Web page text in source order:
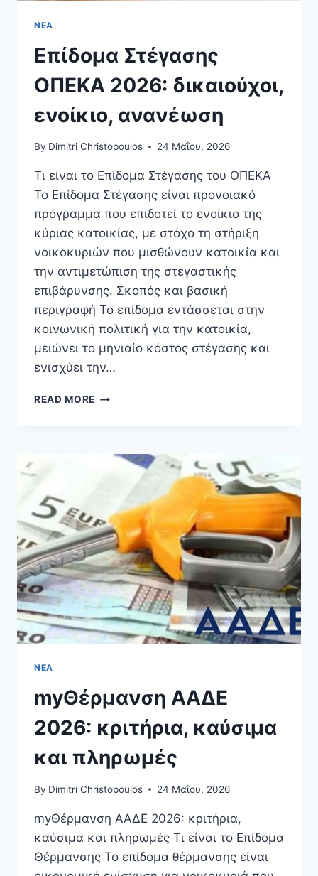
ΝΈΑ
Επίδομα Στέγασης
ΟΠΕΚΑ 2026: δικαιούχοι,
ενοίκιο, ανανέωση
By Dimitri Christopoulos 24 Μαΐου, 2026
Τι είναι το Επίδομα Στέγασης του ΟΠΕΚΑ
Το Επίδομα Στέγασης είναι προνοιακό
πρόγραμμα που επιδοτεί το ενοίκιο της
κύριας κατοικίας, με στόχο τη στήριξη
νοικοκυριών που μισθώνουν κατοικία και
την αντιμετώπιση της στεγαστικής
επιβάρυνσης. Σκοπός και βασική
περιγραφή Το επίδομα εντάσσεται στην
κοινωνική πολιτική για την κατοικία,
μειώνει το μηνιαίο κόστος στέγασης και
ενισχύει την…
READ MORE ΕΠΊΔΟΜΑ
ΔΙΚΑΙΟΎΧΟΙ,
ΕΝΟΊΚΙΟ,
ΑΝΑΝΈΩΣΗ
ΝΈΑ
myΘέρμανση ΑΑΔΕ
2026: κριτήρια, καύσιμα
και πληρωμές
By Dimitri Christopoulos 24 Μαΐου, 2026
myΘέρμανση ΑΑΔΕ 2026: κριτήρια,
καύσιμα και πληρωμές Τι είναι το Επίδομα
Θέρμανσης Το επίδομα θέρμανσης είναι